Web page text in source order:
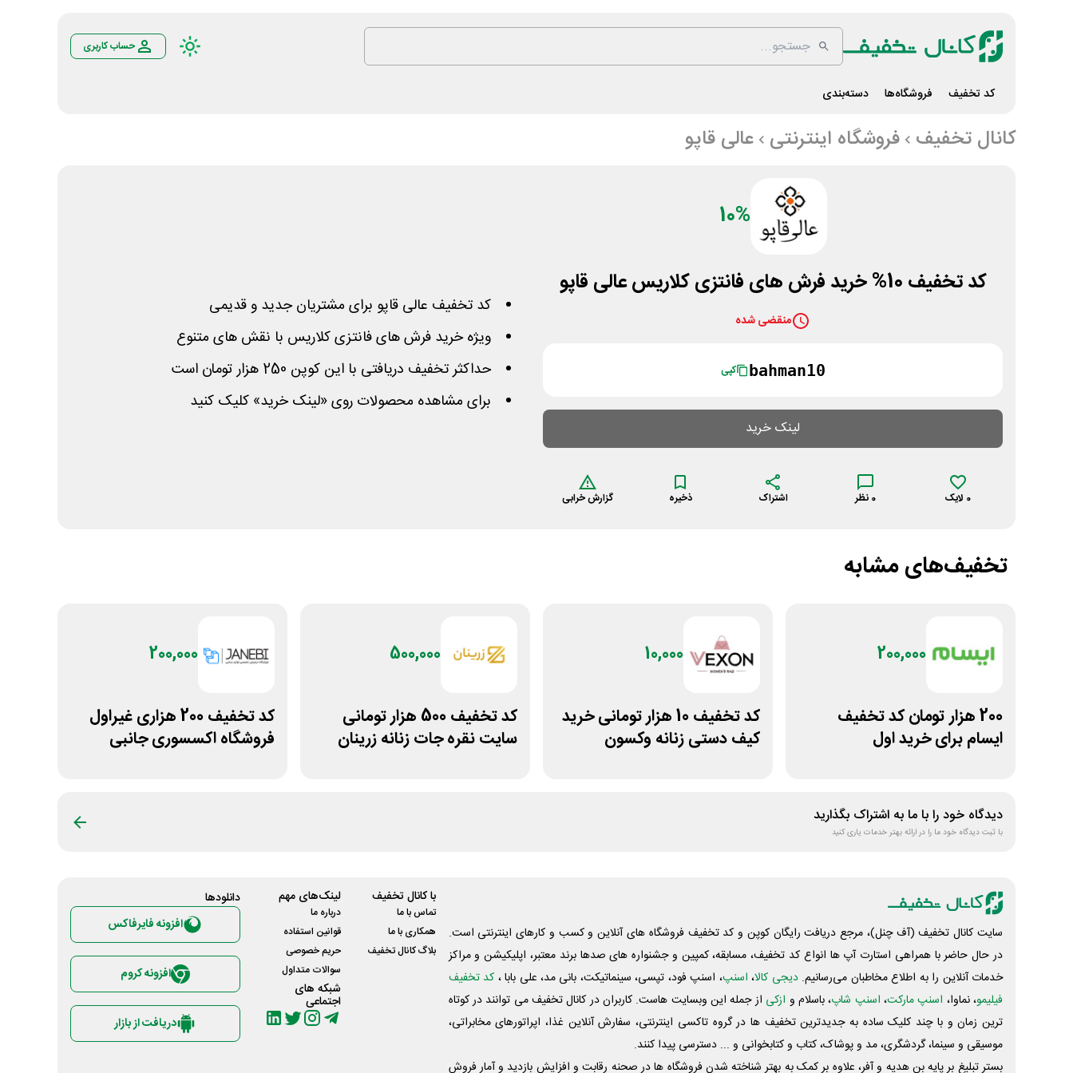
حساب کاربری
کد تخفیف فروشگاه‌ها دسته‌بندی
کانال تخفیف فروشگاه اینترنتی عالی قاپو
10%
کد تخفیف 10% خرید فرش های فانتزی کلاریس عالی قاپو
منقضی شده
bahman10 کپی
لینک خرید
0 لایک 0 نظر اشتراک ذخیره گزارش خرابی
کد تخفیف عالی قاپو برای مشتریان جدید و قدیمی
ویژه خرید فرش های فانتزی کلاریس با نقش های متنوع
حداکثر تخفیف دریافتی با این کوپن 250 هزار تومان است
برای مشاهده محصولات روی «لینک خرید» کلیک کنید
تخفیف‌های مشابه
200,000
200 هزار تومان کد تخفیف
ایسام برای خرید اول
10,000
کد تخفیف 10 هزار تومانی خرید
کیف دستی زنانه وکسون
500,000
کد تخفیف 500 هزار تومانی
سایت نقره جات زنانه زرینان
200,000
کد تخفیف 200 هزاری غیراول
فروشگاه اکسسوری جانبی
دیدگاه خود را با ما به اشتراک بگذارید
با ثبت دیدگاه خود ما را در ارائه بهتر خدمات یاری کنید
سایت کانال تخفیف (آف چنل)، مرجع دریافت رایگان کوپن و کد تخفیف فروشگاه های آنلاین و کسب و‌ کارهای اینترنتی است.
در حال حاضر با همراهی استارت آپ ها انواع کد تخفیف، مسابقه، کمپین و جشنواره های صدها برند معتبر، اپلیکیشن و مراکز
خدمات آنلاین را به اطلاع مخاطبان می‌رسانیم. دیجی کالا، اسنپ، اسنپ فود، تپسی، سینماتیکت، بانی مد، علی‌ بابا ، کد تخفیف
فیلیمو، نماوا، اسنپ مارکت، اسنپ شاپ، باسلام و ازکی از جمله این وبسایت ‌هاست. کاربران در کانال تخفیف می توانند در کوتاه
ترین زمان و با چند کلیک ساده به جدیدترین تخفیف ها در گروه تاکسی اینترنتی، سفارش آنلاین غذا، اپراتورهای مخابراتی،
موسیقی و سینما، گردشگری، مد و پوشاک، کتاب و کتابخوانی و ... دسترسی پیدا کنند.
بستر تبلیغ بر پایه بن هدیه و آفر، علاوه بر کمک به بهتر شناخته شدن فروشگاه ها در صحنه رقابت و افزایش بازدید و آمار فروش
با کانال تخفیف
تماس با ما
همکاری با ما
بلاگ کانال تخفیف
لینک‌های مهم
درباره ما
قوانین استفاده
حریم خصوصی
سوالات متداول
شبکه های
اجتماعی
دانلود‌ها
افزونه فایرفاکس
افزونه کروم
دریافت از بازار